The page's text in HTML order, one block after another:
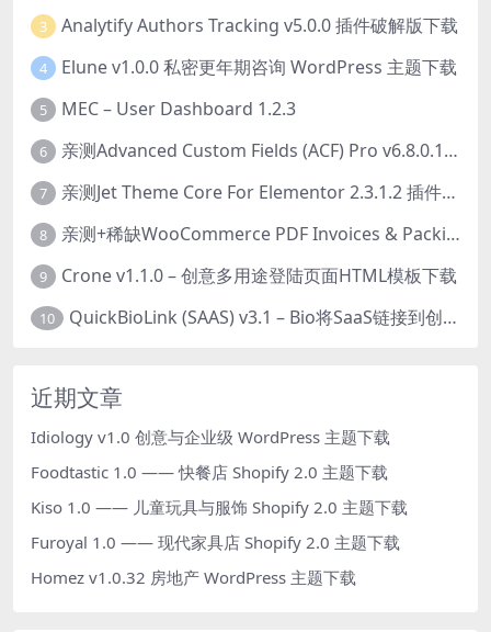
3 Analytify Authors Tracking v5.0.0 插件破解版下载
4 Elune v1.0.0 私密更年期咨询 WordPress 主题下载
5 MEC – User Dashboard 1.2.3
6 亲测Advanced Custom Fields (ACF) Pro v6.8.0.1 + Advanced Custom Fields: Extended PRO v0.9.2.3 | 网站开发自定义字段插件下载
7 亲测Jet Theme Core For Elementor 2.3.1.2 插件下载
8 亲测+稀缺WooCommerce PDF Invoices & Packing Slips Professional v2.20.0 + Templates v2.25.1 [by WpOverNight] WooCommerce PDF 发票和装箱单插件下载
9 Crone v1.1.0 – 创意多用途登陆页面HTML模板下载
10 QuickBioLink (SAAS) v3.1 – Bio将SaaS链接到创作者，有影响力者和企业的SaaS PHP源码下载
近期文章
Idiology v1.0 创意与企业级 WordPress 主题下载
Foodtastic 1.0 —— 快餐店 Shopify 2.0 主题下载
Kiso 1.0 —— 儿童玩具与服饰 Shopify 2.0 主题下载
Furoyal 1.0 —— 现代家具店 Shopify 2.0 主题下载
Homez v1.0.32 房地产 WordPress 主题下载